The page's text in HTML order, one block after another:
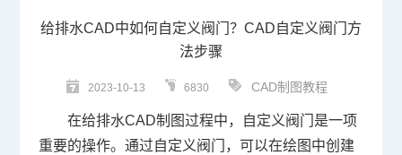
给排水CAD中如何自定义阀门？CAD自定义阀门方
法步骤
2023-10-13 6830 CAD制图教程
在给排水CAD制图过程中，自定义阀门是一项
重要的操作。通过自定义阀门，可以在绘图中创建